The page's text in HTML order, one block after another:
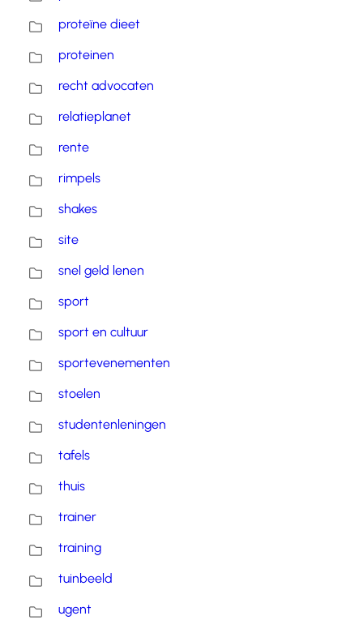
proteïne dieet
proteinen
recht advocaten
relatieplanet
rente
rimpels
shakes
site
snel geld lenen
sport
sport en cultuur
sportevenementen
stoelen
studentenleningen
tafels
thuis
trainer
training
tuinbeeld
ugent